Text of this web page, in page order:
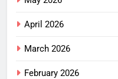
April 2026
March 2026
February 2026